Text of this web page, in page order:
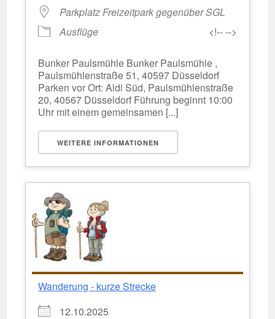
Parkplatz Freizeitpark gegenüber SGL
Ausflüge
<!-- -->
Bunker Paulsmühle Bunker Paulsmühle ,
Paulsmühlenstraße 51, 40597 Düsseldorf
Parken vor Ort: Aldi Süd, Paulsmühlenstraße
20, 40567 Düsseldorf Führung beginnt 10:00
Uhr mit einem gemeinsamen [...]
WEITERE INFORMATIONEN
Wanderung - kurze Strecke
12.10.2025